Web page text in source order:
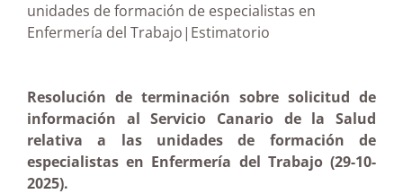
unidades de formación de especialistas en
Enfermería del Trabajo|Estimatorio
Resolución de terminación sobre solicitud de
información al Servicio Canario de la Salud
relativa a las unidades de formación de
especialistas en Enfermería del Trabajo (29-10-
2025).